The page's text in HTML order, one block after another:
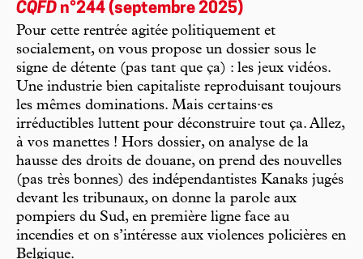
CQFD n°244 (septembre 2025)
Pour cette rentrée agitée politiquement et
socialement, on vous propose un dossier sous le
signe de détente (pas tant que ça) : les jeux vidéos.
Une industrie bien capitaliste reproduisant toujours
les mêmes dominations. Mais certains·es
irréductibles luttent pour déconstruire tout ça. Allez,
à vos manettes ! Hors dossier, on analyse de la
hausse des droits de douane, on prend des nouvelles
(pas très bonnes) des indépendantistes Kanaks jugés
devant les tribunaux, on donne la parole aux
pompiers du Sud, en première ligne face au
incendies et on s’intéresse aux violences policières en
Belgique.